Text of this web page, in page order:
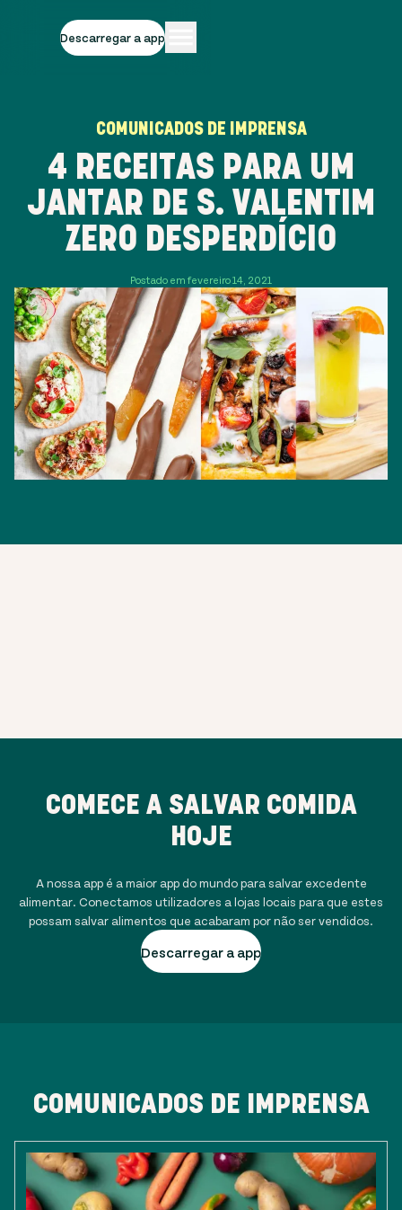
Descarregar a app
COMUNICADOS DE IMPRENSA
4 RECEITAS PARA UM
JANTAR DE S. VALENTIM
ZERO DESPERDÍCIO
Postado em fevereiro 14, 2021
COMECE A SALVAR COMIDA
HOJE
A nossa app é a maior app do mundo para salvar excedente
alimentar. Conectamos utilizadores a lojas locais para que estes
possam salvar alimentos que acabaram por não ser vendidos.
Descarregar a app
COMUNICADOS DE IMPRENSA